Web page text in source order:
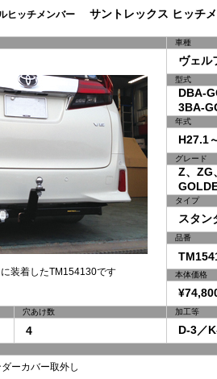
ッチメンバー サントレックス ヒッチ
車種
装着したTM154130です
ヴェル
型式
DBA-
3BA-
年式
H27.1
グレード
Z、ZG
タイプ
スタン
品番
本体価格
穴あけ数 加工等
4 D-3／
ーカバー取外し